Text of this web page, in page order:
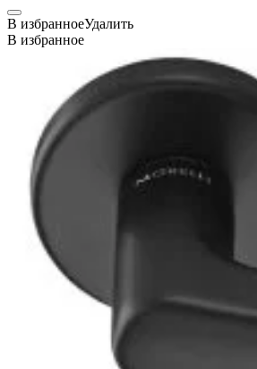
В избранноеУдалить
В избранное